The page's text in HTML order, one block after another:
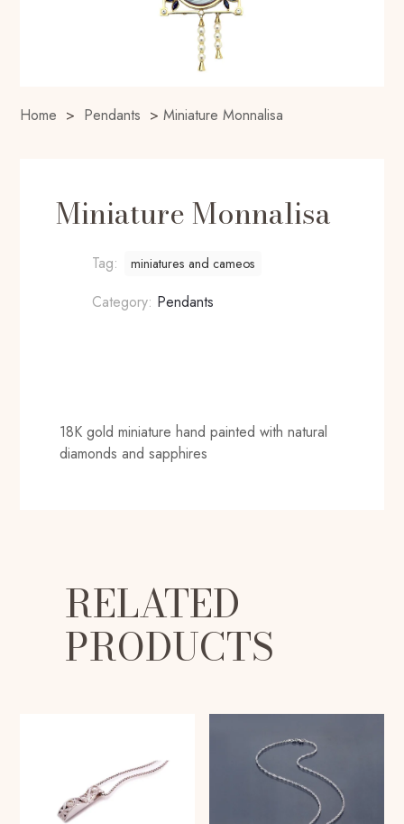
Home > Pendants > Miniature Monnalisa
Miniature Monnalisa
Tag: miniatures and cameos
Category: Pendants
18K gold miniature hand painted with natural
diamonds and sapphires
RELATED
PRODUCTS